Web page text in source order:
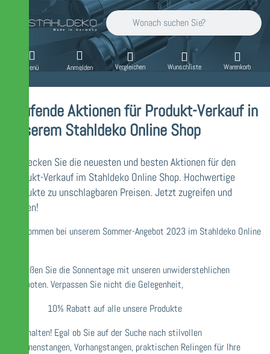
Geben Sie einen Suchbegriff ein. Während
Menü Anmelden Vergleichen Wunschliste Warenkorb
Laufende Aktionen für Produkt-Verkauf in
unserem Stahldeko Online Shop
Entdecken Sie die neuesten und besten Aktionen für den
Produkt-Verkauf im Stahldeko Online Shop. Hochwertige
Produkte zu unschlagbaren Preisen. Jetzt zugreifen und
sparen!
Willkommen bei unserem Sommer-Angebot 2023 im Stahldeko Online
Genießen Sie die Sonnentage mit unseren unwiderstehlichen
Angeboten. Verpassen Sie nicht die Gelegenheit,
10% Rabatt auf alle unsere Produkte
zu erhalten! Egal ob Sie auf der Suche nach stilvollen
Gardinenstangen, Vorhangstangen, praktischen Relingen für Ihre